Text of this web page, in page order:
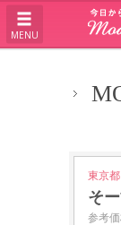
MENU
東京
そ
参考